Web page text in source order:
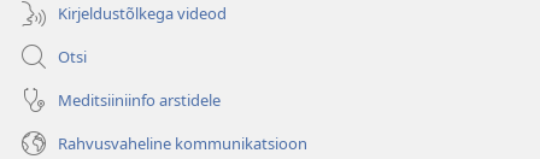
Kirjeldustõlkega videod
Otsi
Meditsiiniinfo arstidele
Rahvusvaheline kommunikatsioon